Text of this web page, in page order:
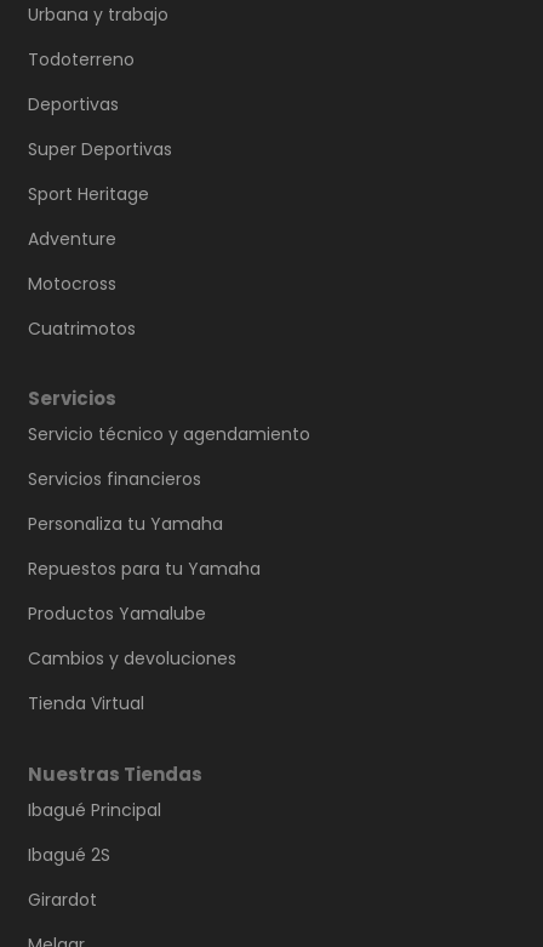
Urbana y trabajo
Todoterreno
Deportivas
Super Deportivas
Sport Heritage
Adventure
Motocross
Cuatrimotos
Servicios
Servicio técnico y agendamiento
Servicios financieros
Personaliza tu Yamaha
Repuestos para tu Yamaha
Productos Yamalube
Cambios y devoluciones
Tienda Virtual
Nuestras Tiendas
Ibagué Principal
Ibagué 2S
Girardot